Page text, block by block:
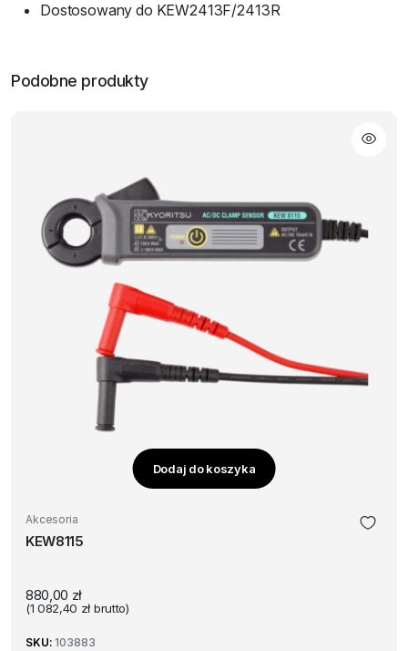
Dostosowany do KEW2413F/2413R
Podobne produkty
Dodaj do koszyka
Akcesoria
KEW8115
880,00 zł
(1 082,40 złbrutto)
SKU: 103883